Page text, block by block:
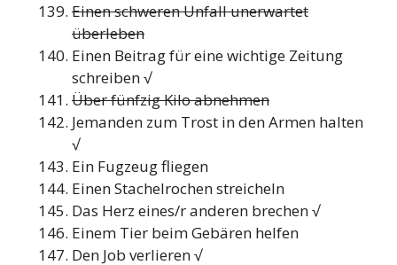
Einen schweren Unfall unerwartet
überleben
Einen Beitrag für eine wichtige Zeitung
schreiben √
Über fünfzig Kilo abnehmen
Jemanden zum Trost in den Armen halten
√
Ein Fugzeug fliegen
Einen Stachelrochen streicheln
Das Herz eines/r anderen brechen √
Einem Tier beim Gebären helfen
Den Job verlieren √